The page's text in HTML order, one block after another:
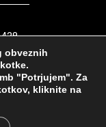
obveznih
"Potrjujem". Za
kliknite na